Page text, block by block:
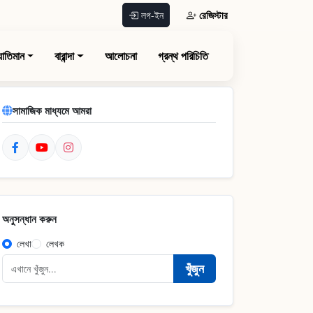
লগ-ইন রেজিস্টার
বারান্দা আলোচনা গ্রন্থ পরিচিতি
সামাজিক মাধ্যমে আমরা
অনুসন্ধান করুন
লেখা লেখক
খুঁজুন